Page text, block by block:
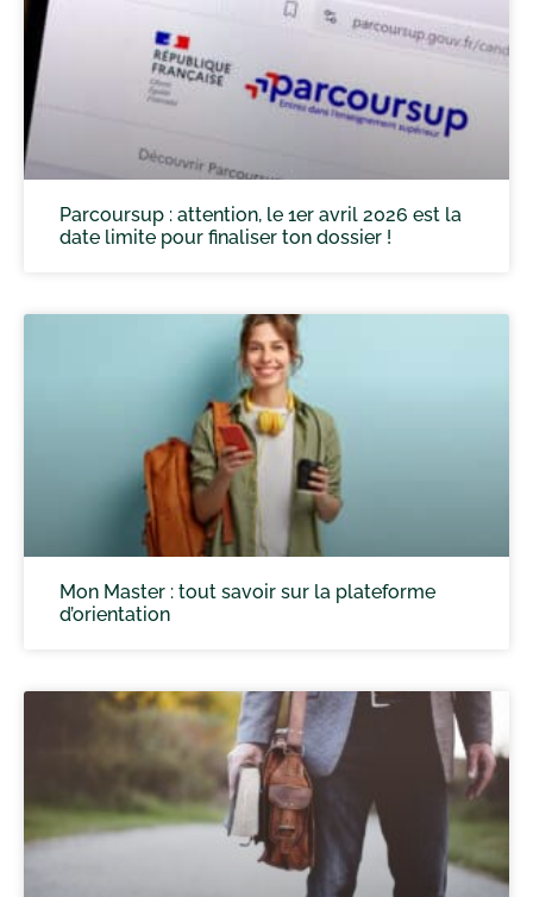
Parcoursup : attention, le 1er avril 2026 est la
date limite pour finaliser ton dossier !
Mon Master : tout savoir sur la plateforme
d’orientation